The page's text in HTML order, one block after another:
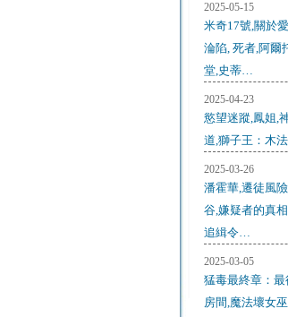
2025-05-15
米奇17號,關於
淪陷, 死者,阿爾
堂,史蒂…
2025-04-23
慾望迷蹤,鳳姐,
道,獅子王：木
2025-03-26
潘霍華,遷徒風
谷,嫌疑者的真
追緝令…
2025-03-05
猛毒最終章：
房間,魔法壞女